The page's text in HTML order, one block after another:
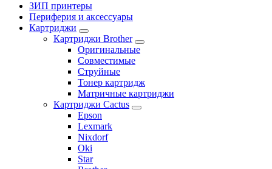
ЗИП принтеры
Периферия и аксессуары
Картриджи
Картриджи Brother
Оригинальные
Совместимые
Струйные
Тонер картридж
Матричные картриджи
Картриджи Cactus
Epson
Lexmark
Nixdorf
Oki
Star